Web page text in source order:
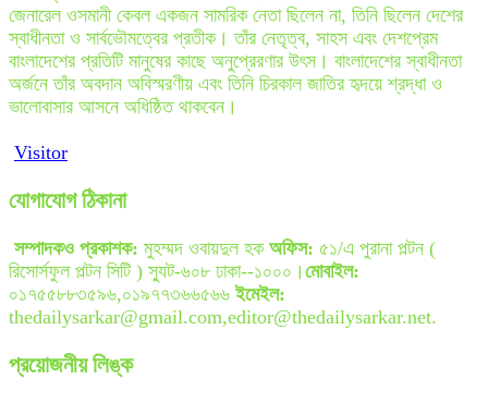
জেনারেল ওসমানী কেবল একজন সামরিক নেতা ছিলেন না, তিনি ছিলেন দেশের
স্বাধীনতা ও সার্বভৌমত্বের প্রতীক। তাঁর নেতৃত্ব, সাহস এবং দেশপ্রেম
বাংলাদেশের প্রতিটি মানুষের কাছে অনুপ্রেরণার উৎস। বাংলাদেশের স্বাধীনতা
অর্জনে তাঁর অবদান অবিস্মরণীয় এবং তিনি চিরকাল জাতির হৃদয়ে শ্রদ্ধা ও
ভালোবাসার আসনে অধিষ্ঠিত থাকবেন।
Visitor
যোগাযোগ ঠিকানা
সম্পাদকও প্রকাশক: মুহম্মদ ওবায়দুল হক অফিস: ৫১/এ পুরানা পল্টন (
রিসোর্সফুল পল্টন সিটি ) স্যুট-৬০৮ ঢাকা--১০০০। মোবাইল:
০১৭৫৫৮৮৩৫৯৬,০১৯৭৭৩৬৬৫৬৬ ইমেইল:
thedailysarkar@gmail.com,editor@thedailysarkar.net.
প্রয়োজনীয় লিঙ্ক